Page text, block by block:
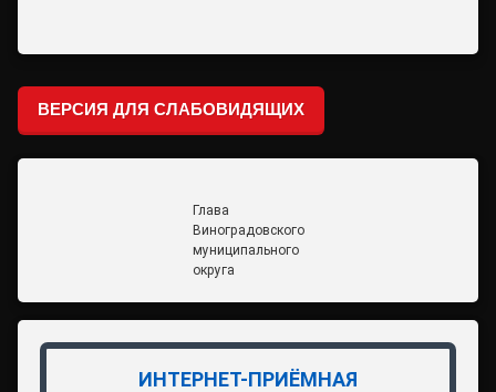
ВЕРСИЯ ДЛЯ СЛАБОВИДЯЩИХ
Глава
Виноградовского
муниципального
округа
ИНТЕРНЕТ-ПРИЁМНАЯ